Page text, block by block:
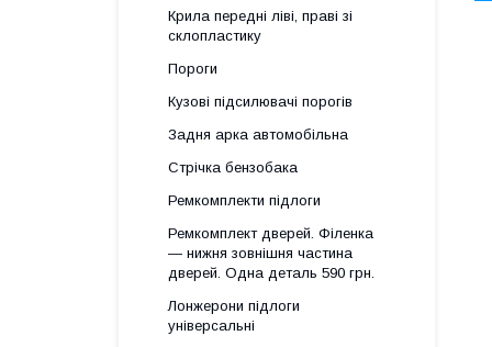
Крила передні ліві, праві зі
склопластику
Пороги
Кузові підсилювачі порогів
Задня арка автомобільна
Стрічка бензобака
Ремкомплекти підлоги
Ремкомплект дверей. Філенка
— нижня зовнішня частина
дверей. Одна деталь 590 грн.
Лонжерони підлоги
універсальні